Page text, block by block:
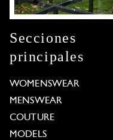
Secciones
principales
WOMENSWEAR
MENSWEAR
COUTURE
MODELS